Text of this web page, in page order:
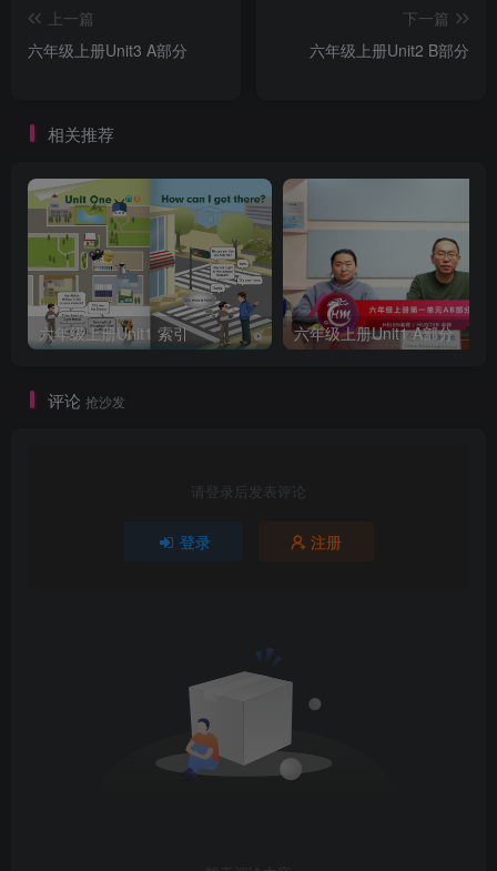
上一篇
六年级上册Unit3 A部分
下一篇
六年级上册Unit2 B部分
相关推荐
六年级上册Unit1 索引 六年级上册Unit1 A部分
评论 抢沙发
请登录后发表评论
登录 注册